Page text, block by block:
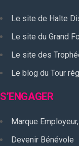
Le site de Halte
Le site du Grand
Le site des
Le blog du Tour
S’ENGAGER
Marque
Devenir Bénévole